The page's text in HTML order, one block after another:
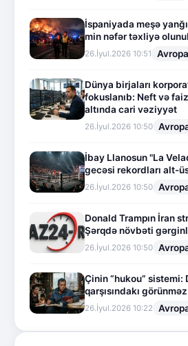
İspaniyada meşə
min nəfər təxliyə
26.İyul.2026 10:51 Avropa
Dünya birjaları
fokuslanıb: Neft və
altında cari vəziyyət
26.İyul.2026 10:50
İbay Llanosun "La
gecəsi rekordları alt-
26.İyul.2026 10:50
Donald Trampın İran
Şərqdə növbəti
26.İyul.2026 10:50
Çinin “hukou” sistemi:
qarşısındakı
26.İyul.2026 10:22